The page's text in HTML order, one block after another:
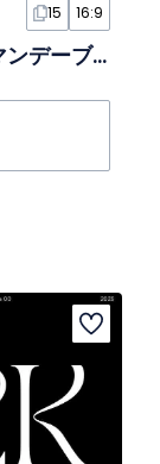
15 16:9
ジオメトリック×ネオンのサイバーマンデーブロシュアスライド